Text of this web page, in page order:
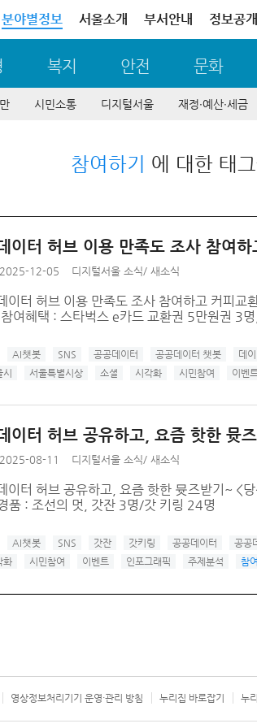
분야별정보 서울소개 부서안내 정보공개
복지 안전 문화
시민소통 디지털서울 재정∙예산∙세금
참여하기 에 대한 태
이터 허브 이용 만족도 조사 참여
12-05 디지털서울 소식/ 새소식
이터 허브 이용 만족도 조사 참여하고 커
여혜택 : 스타벅스 e카드 교환권 5만원권 3
AI챗봇 SNS 공공데이터 공공데이터 챗봇 데
서울특별시상 소셜 시각화 시민참여 이벤
이터 허브 공유하고, 요즘 핫한 뮷
08-11 디지털서울 소식/ 새소식
이터 허브 공유하고, 요즘 핫한 뮷즈받기~
품 : 조선의 멋, 갓잔 3명/갓 키링 24명
AI챗봇 SNS 갓잔 갓키링 공공데이터 공공
화
시민참여 이벤트 인포그래픽 주제분석 참
영상정보처리기기 운영·관리 방침 누리집 바로잡기 누